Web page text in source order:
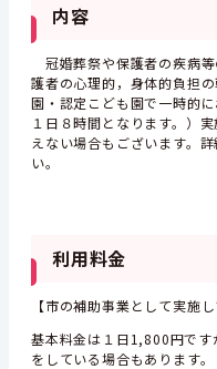
内容
冠婚葬祭や保護者の疾病
護者の心理的，身体的負担
園・認定こども園で一時的
１日８時間となります。）
えない場合もございます。
い。
利用料金
【市の補助事業として実施し
基本料金は１日1,800円です
をしている場合もあります。